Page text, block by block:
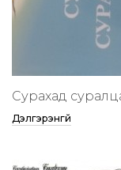
Сурахад
Дэлгэрэнгүй